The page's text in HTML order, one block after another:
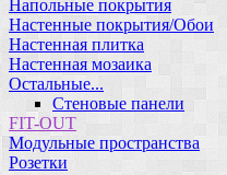
Напольные покрытия
Настенные покрытия/Обои
Настенная плитка
Настенная мозаика
Остальные...
Стеновые панели
FIT-OUT
Модульные пространства
Розетки